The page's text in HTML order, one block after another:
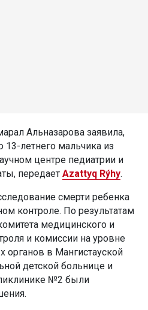
Альназарова заявила,
13-летнего мальчика из
центре педиатрии и
передает Azattyq Rýhy.
смерти ребенка
контроле. По результатам
медицинского и
и комиссии на уровне
органов в Мангистауской
детской больнице и
№2 были